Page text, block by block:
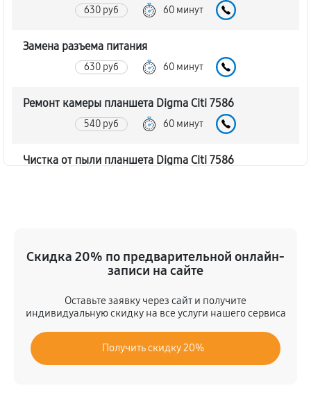
630 руб 60 минут
Замена разъема питания
630 руб 60 минут
Ремонт камеры планшета Digma Citi 7586
540 руб 60 минут
Чистка от пыли планшета Digma Citi 7586
Замена динамика планшета Digma Citi 7586
60 минут
Замена задней крышки
720 руб 60 минут
Скидка 20% по предварительной онлайн-
записи на сайте
Оставьте заявку через сайт и получите
индивидуальную скидку на все услуги нашего сервиса
Получить скидку 20%